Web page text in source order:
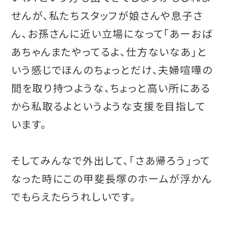
せんが、私たちスタッフが娘さんや息子さ
ん、お孫さんに近い立場になって「あーおば
あちゃんまたやってるよ、仕方ないなあ」と
いう感じでほんのちょっとだけ、夫婦喧嘩の
間を取り持つような、ちょっと高い所にある
から私取るよというような支援を目指して
います。
そしてみんなで外出して、「さあ帰ろう」って
なった時にこの甲斐長塚のホームが浮かん
でもらえたらうれしいです。